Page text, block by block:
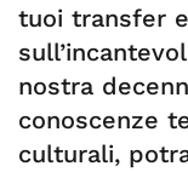
tuoi transfer
nostra
conoscenze
culturali,